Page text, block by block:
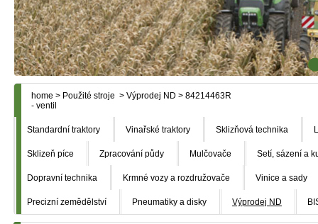
home > Použité stroje > Výprodej ND > 84214463R
- ventil
Standardní traktory Vinařské traktory Sklizňová technika
Sklizeň píce Zpracování půdy Mulčovače Setí, sázení a
Dopravní technika Krmné vozy a rozdružovače Vinice a sady
Precizní zemědělství Pneumatiky a disky Výprodej ND